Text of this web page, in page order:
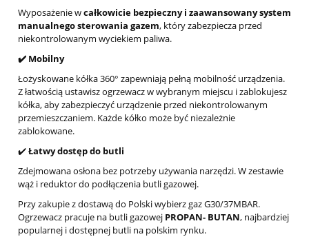
Wyposażenie wcałkowicie bezpieczny i zaawansowany system
manualnego sterowania gazem, który zabezpiecza przed
niekontrolowanym wyciekiem paliwa.
✔️ Mobilny
Łożyskowane kółka 360° zapewniają pełną mobilność urządzenia.
Z łatwością ustawisz ogrzewacz w wybranym miejscu i zablokujesz
kółka, aby zabezpieczyć urządzenie przed niekontrolowanym
przemieszczaniem. Każde kółko może być niezależnie
zablokowane.
✔️Łatwy dostęp do butli
Zdejmowana osłona bez potrzeby używania narzędzi. W zestawie
wąż i reduktor do podłączenia butli gazowej.
Przy zakupie z dostawą do Polski wybierz gaz G30/37MBAR.
Ogrzewacz pracuje na butli gazowej PROPAN- BUTAN, najbardziej
popularnej i dostępnej butli na polskim rynku.